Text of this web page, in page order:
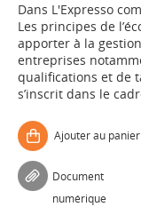
Dans L'Expresso
Les principes de
apporter à la
entreprises
qualifications et de
s’inscrit dans le
Ajouter au panier
Document
numérique